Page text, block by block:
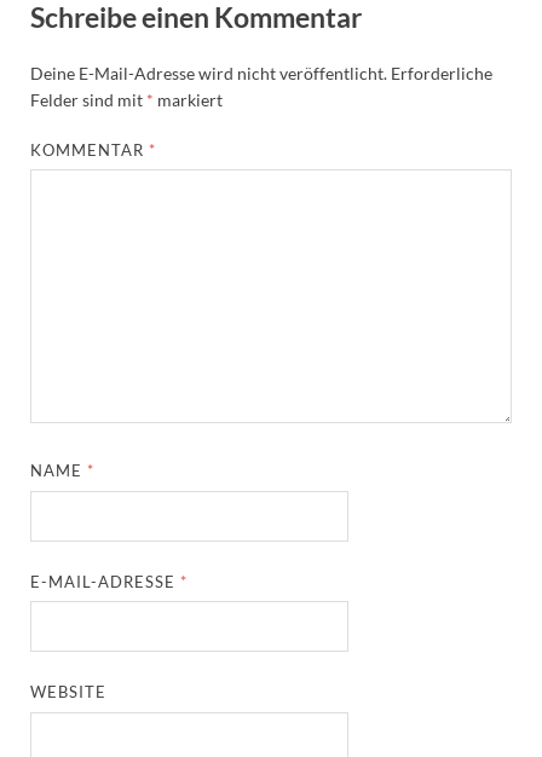
Schreibe einen Kommentar
Deine E-Mail-Adresse wird nicht veröffentlicht. Erforderliche
Felder sind mit * markiert
KOMMENTAR *
NAME *
E-MAIL-ADRESSE *
WEBSITE